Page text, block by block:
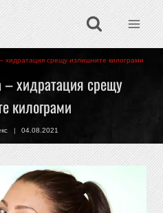
хидратация срещу излишните килограми
– хидратация срещу
килограми
04.08.2021